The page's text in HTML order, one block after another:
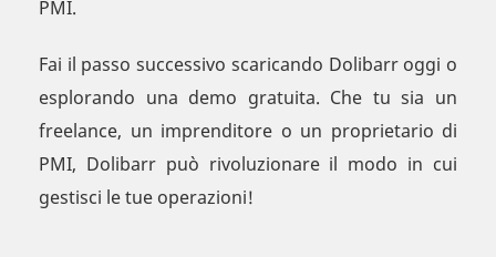
PMI.
Fai il passo successivo scaricando Dolibarr oggi o
esplorando una demo gratuita. Che tu sia un
freelance, un imprenditore o un proprietario di
PMI, Dolibarr può rivoluzionare il modo in cui
gestisci le tue operazioni!